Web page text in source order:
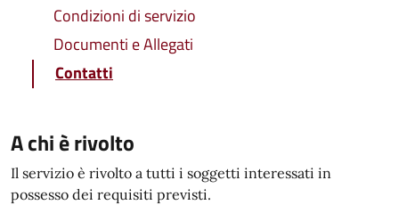
Condizioni di servizio
Documenti e Allegati
Contatti
A chi è rivolto
Il servizio è rivolto a tutti i soggetti interessati in
possesso dei requisiti previsti.